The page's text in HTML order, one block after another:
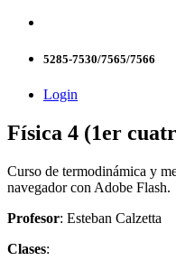
5285-7530/7565/7566
Login
Física 4 (1er
Curso de termodinámica y
navegador con Adobe Flash.
Profesor: Esteban Calzetta
Clases: